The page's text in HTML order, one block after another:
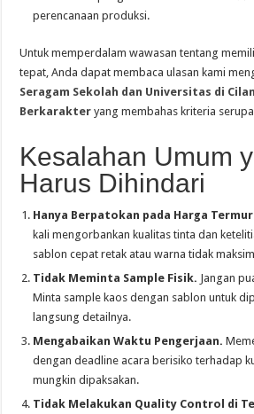
perencanaan produksi.
Untuk memperdalam wawasan tentang
tepat, Anda dapat membaca ulasan kami
Seragam Sekolah dan Universitas di
Berkarakter yang membahas kriteria
Kesalahan Umum
Harus Dihindari
Hanya Berpatokan pada Harga
kali mengorbankan kualitas tinta dan
sablon cepat retak atau warna tidak
Tidak Meminta Sample Fisik. Jangan
Minta sample kaos dengan sablon untuk
langsung detailnya.
Mengabaikan Waktu Pengerjaan.
dengan deadline acara berisiko terhadap
mungkin dipaksakan.
Tidak Melakukan Quality Control di